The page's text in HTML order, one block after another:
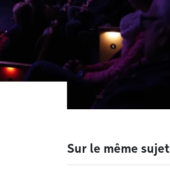
Sur le même sujet